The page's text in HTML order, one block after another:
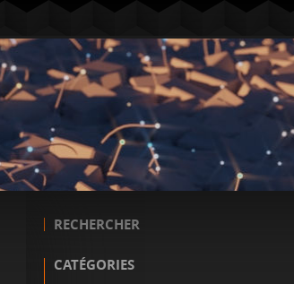
RECHERCHER
CATÉGORIES